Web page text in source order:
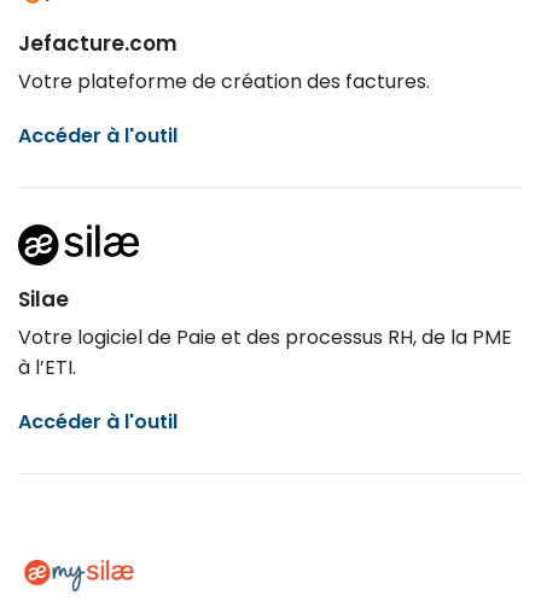
Jefacture.com
Votre plateforme de création des factures.
Accéder à l'outil
Silae
Votre logiciel de Paie et des processus RH, de la PME
à l’ETI​.
Accéder à l'outil